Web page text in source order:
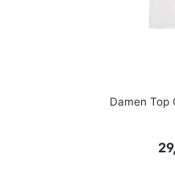
Damen Top